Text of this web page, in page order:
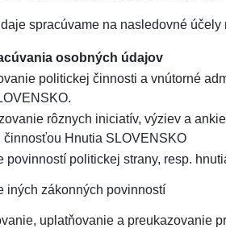
spracúvame na nasledovné
osobných údajov
politickej činnosti a vnútorné
rôznych iniciatív, výziev a
činnosťou Hnutia SLOVENSKO
povinností politickej strany, resp.
iných zákonných povinností
uplatňovanie a preukazovanie